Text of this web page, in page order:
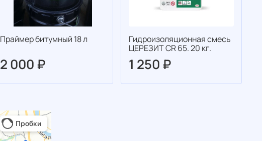
Праймер битумный 18 л
2 000 ₽
Гидроизоляционная смесь
ЦЕРЕЗИТ CR 65. 20 кг.
1 250 ₽